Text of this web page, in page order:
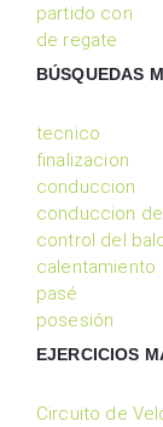
partido con
de regate
BÚSQUEDAS
tecnico
finalizacion
conduccion
conduccion
control del
calentamiento
pasé
posesión
EJERCICIOS
Circuito de